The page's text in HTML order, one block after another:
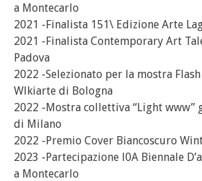
a Montecarlo
2021 -Finalista 151\ Edizione Arte
2021 -Finalista Contemporary Art
Padova
2022 -Selezionato per la mostra
Wlkiarte di Bologna
2022 -Mostra collettiva “Light
di Milano
2022 -Premio Cover Biancoscuro
2023 -Partecipazione l0A Biennale
a Montecarlo